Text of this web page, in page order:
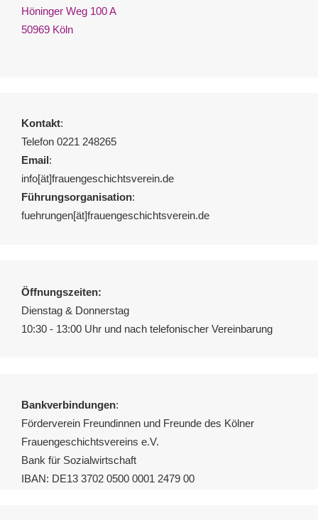
Höninger Weg 100 A
50969 Köln
Kontakt:
Telefon 0221 248265
Email:
info[ät]frauengeschichtsverein.de
Führungsorganisation:
fuehrungen[ät]frauengeschichtsverein.de
Öffnungszeiten:
Dienstag & Donnerstag
10:30 - 13:00 Uhr und nach telefonischer Vereinbarung
Bankverbindungen:
Förderverein Freundinnen und Freunde des Kölner
Frauengeschichtsvereins e.V.
Bank für Sozialwirtschaft
IBAN: DE13 3702 0500 0001 2479 00